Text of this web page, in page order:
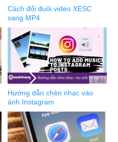
Cách đổi đuôi video XESC
sang MP4
1:40
Hướng dẫn chèn nhạc vào
ảnh Instagram